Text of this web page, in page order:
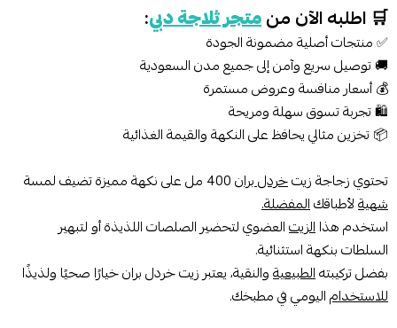
🛒 اطلبه الآن منمتجر ثلاجة دبي:
✅ منتجات أصلية مضمونة الجودة
🚚 توصيل سريع وآمن إلى جميع مدن السعودية
💰 أسعار منافسة وعروض مستمرة
🛍️ تجربة تسوق سهلة ومريحة
📦 تخزين مثالي يحافظ على النكهة والقيمة الغذائية
تحتوي زجاجة زيتخردل بران
شهيةلأطباقكالمفضلة.
استخدم هذاالزيتالعضوي لتحضير الصلصات اللذيذة أو لتبهير
السلطات بنكهة استثنائية.
بفضل تركيبتهالطبيعيةوالنقية، يعتبر زيت خردل بران خيارًا صحيًا ولذيذًا
للاستخداماليومي في مطبخك.